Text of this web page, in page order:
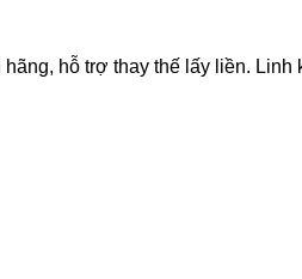
hỗ trợ thay thế lấy liền.